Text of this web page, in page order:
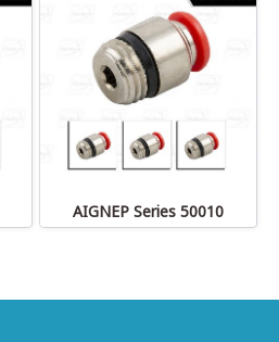
AIGNEP Series 50010